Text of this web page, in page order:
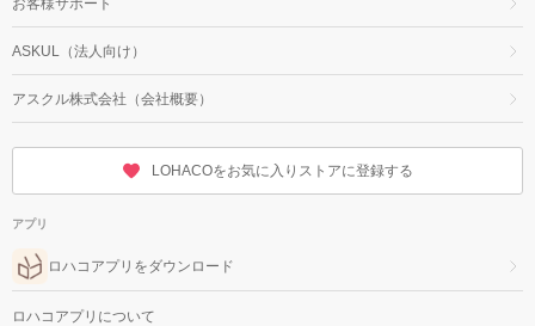
お客様サポート
ASKUL（法人向け）
アスクル株式会社（会社概要）
LOHACOをお気に入りストアに登録する
アプリ
ロハコアプリをダウンロード
ロハコアプリについて